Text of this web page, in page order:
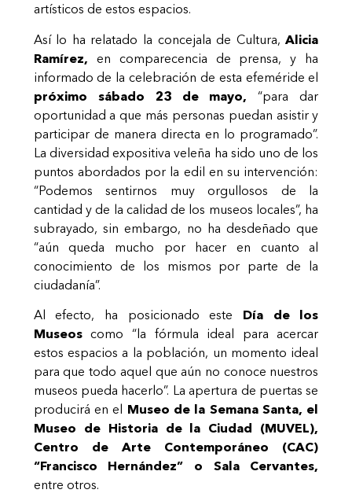
artísticos de estos espacios.
Así lo ha relatado la concejala de Cultura,Alicia
Ramírez, en comparecencia de prensa, y ha
informado de la celebración de esta efeméride el
próximo sábado 23 de mayo, “para dar
oportunidad a que más personas puedan asistir y
participar de manera directa en lo programado”.
La diversidad expositiva veleña ha sido uno de los
puntos abordados por la edil en su intervención:
“Podemos sentirnos muy orgullosos de la
cantidad y de la calidad de los museos locales”, ha
subrayado, sin embargo, no ha desdeñado que
“aún queda mucho por hacer en cuanto al
conocimiento de los mismos por parte de la
ciudadanía”.
Al efecto, ha posicionado este Día de los
Museoscomo “la fórmula ideal para acercar
estos espacios a la población, un momento ideal
para que todo aquel que aún no conoce nuestros
museos pueda hacerlo”. La apertura de puertas se
producirá en el Museo de la Semana Santa, el
Museo de Historia de la Ciudad (MUVEL),
Centro de Arte Contemporáneo (CAC)
“Francisco Hernández” o Sala Cervantes,
entre otros.